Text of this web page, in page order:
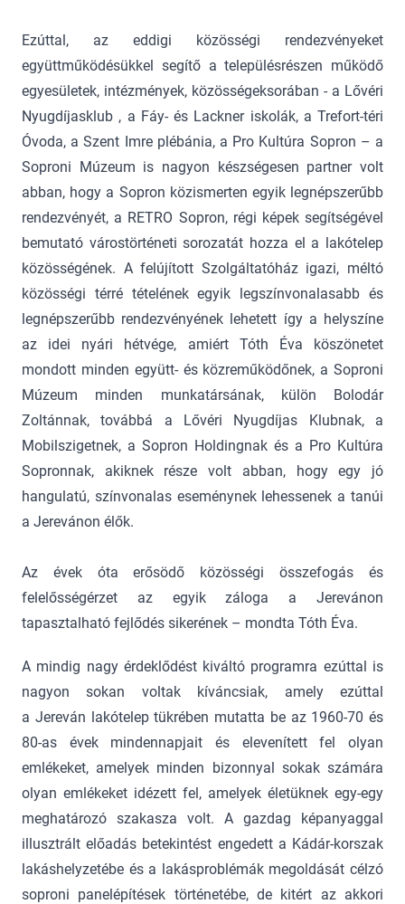
Ezúttal, az eddigi közösségi rendezvényeket
együttműködésükkel segítő a településrészen működő
egyesületek, intézmények, közösségeksorában - a Lővéri
Nyugdíjasklub , a Fáy- és Lackner iskolák, a Trefort-téri
Óvoda, a Szent Imre plébánia, a Pro Kultúra Sopron – a
Soproni Múzeum is nagyon készségesen partner volt
abban, hogy a Sopron közismerten egyik legnépszerűbb
rendezvényét, a RETRO Sopron, régi képek segítségével
bemutató várostörténeti sorozatát hozza el a lakótelep
közösségének. A felújított Szolgáltatóház igazi, méltó
közösségi térré tételének egyik legszínvonalasabb és
legnépszerűbb rendezvényének lehetett így a helyszíne
az idei nyári hétvége, amiért Tóth Éva köszönetet
mondott minden együtt- és közreműködőnek, a Soproni
Múzeum minden munkatársának, külön Bolodár
Zoltánnak, továbbá a Lővéri Nyugdíjas Klubnak, a
Mobilszigetnek, a Sopron Holdingnak és a Pro Kultúra
Sopronnak, akiknek része volt abban, hogy egy jó
hangulatú, színvonalas eseménynek lehessenek a tanúi
a Jerevánon élők.
Az évek óta erősödő közösségi összefogás és
felelősségérzet az egyik záloga a Jerevánon
tapasztalható fejlődés sikerének – mondta Tóth Éva.
A mindig nagy érdeklődést kiváltó programra ezúttal is
nagyon sokan voltak kíváncsiak, amely ezúttal
a Jereván lakótelep tükrében mutatta be az 1960-70 és
80-as évek mindennapjait és elevenített fel olyan
emlékeket, amelyek minden bizonnyal sokak számára
olyan emlékeket idézett fel, amelyek életüknek egy-egy
meghatározó szakasza volt. A gazdag képanyaggal
illusztrált előadás betekintést engedett a Kádár-korszak
lakáshelyzetébe és a lakásproblémák megoldását célzó
soproni panelépítések történetébe, de kitért az akkori